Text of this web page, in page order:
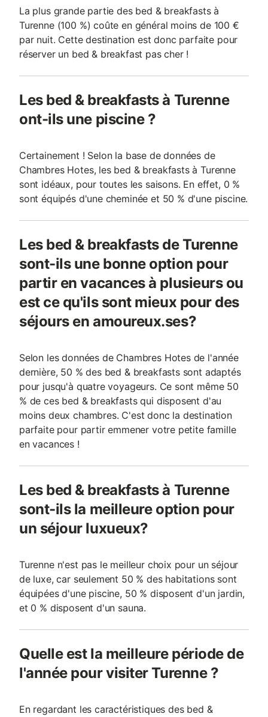
La plus grande partie des bed & breakfasts à
Turenne (100 %) coûte en général moins de 100 €
par nuit. Cette destination est donc parfaite pour
réserver un bed & breakfast pas cher !
Les bed & breakfasts à Turenne
ont-ils une piscine ?
Certainement ! Selon la base de données de
Chambres Hotes, les bed & breakfasts à Turenne
sont idéaux, pour toutes les saisons. En effet, 0 %
sont équipés d'une cheminée et 50 % d'une piscine.
Les bed & breakfasts de Turenne
sont-ils une bonne option pour
partir en vacances à plusieurs ou
est ce qu'ils sont mieux pour des
séjours en amoureux.ses?
Selon les données de Chambres Hotes de l'année
dernière, 50 % des bed & breakfasts sont adaptés
pour jusqu'à quatre voyageurs. Ce sont même 50
% de ces bed & breakfasts qui disposent d'au
moins deux chambres. C'est donc la destination
parfaite pour partir emmener votre petite famille
en vacances !
Les bed & breakfasts à Turenne
sont-ils la meilleure option pour
un séjour luxueux?
Turenne n'est pas le meilleur choix pour un séjour
de luxe, car seulement 50 % des habitations sont
équipées d'une piscine, 50 % disposent d'un jardin,
et 0 % disposent d'un sauna.
Quelle est la meilleure période de
l'année pour visiter Turenne ?
En regardant les caractéristiques des bed &